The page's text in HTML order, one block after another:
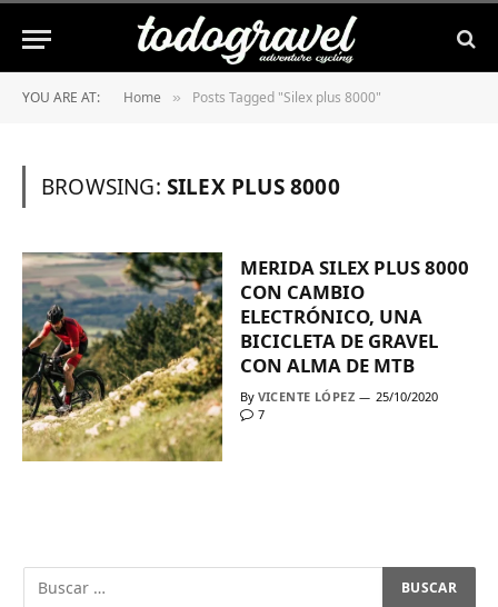
YOU ARE AT: Home » Posts Tagged "Silex plus 8000"
BROWSING: SILEX PLUS 8000
MERIDA SILEX PLUS 8000
CON CAMBIO
ELECTRÓNICO, UNA
BICICLETA DE GRAVEL
CON ALMA DE MTB
By VICENTE LÓPEZ
25/10/2020
7